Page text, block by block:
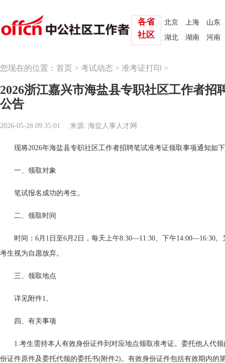
北京 上海
山东
湖北
湖南 河南
各省
社区
您现在的位置： 首页 > 考试动态 > 准考证打印 >
2026浙江嘉兴市海盐县专职社区工作者招
公告
2026-05-28 09:35:01 来源: 海盐人事人才网
现将2026年海盐县专职社区工作者招聘笔试准考证领取事项通知如
一、领取对象
笔试报名成功的考生。
二、领取时间
时间：6月1日至6月2日，每天上午8:30—11:30、下午14:00—16:30
考生视为自愿放弃。
三、领取地点
详见附件1。
四、有关事项
1.考生需持本人有效身份证件到对应地点领取准考证。委托他人代
份证件原件及委托代领的委托书(附件2)。有效身份证件包括有效期内的